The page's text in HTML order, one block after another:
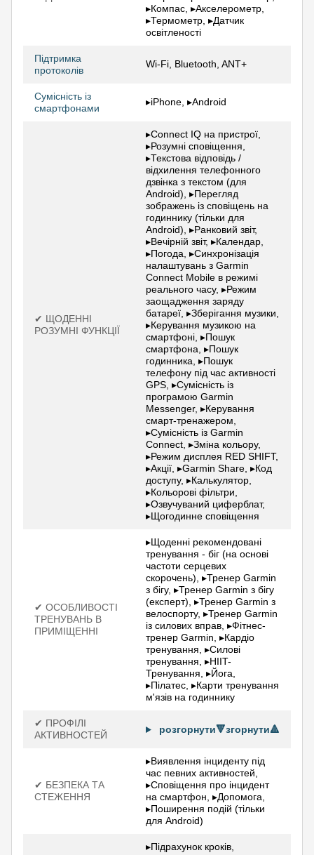
▸Компас, ▸Акселерометр,
▸Термометр, ▸Датчик
освітленості
Підтримка
протоколів
Wi-Fi, Bluetooth, ANT+
Сумісність із
смартфонами
▸iPhone, ▸Android
✔ ЩОДЕННІ
РОЗУМНІ ФУНКЦІЇ
▸Connect IQ на пристрої,
▸Розумні сповіщення,
▸Текстова відповідь /
відхилення телефонного
дзвінка з текстом (для
Android), ▸Перегляд
зображень із сповіщень на
годиннику (тільки для
Android), ▸Ранковий звіт,
▸Вечірній звіт, ▸Календар,
▸Погода, ▸Синхронізація
налаштувань з Garmin
Connect Mobile в режимі
реального часу, ▸Режим
заощадження заряду
батареї, ▸Зберігання музики,
▸Керування музикою на
смартфоні, ▸Пошук
смартфона, ▸Пошук
годинника, ▸Пошук
телефону під час активності
GPS, ▸Сумісність із
програмою Garmin
Messenger, ▸Керування
смарт-тренажером,
▸Сумісність із Garmin
Connect, ▸Зміна кольору,
▸Режим дисплея RED SHIFT,
▸Акції, ▸Garmin Share, ▸Код
доступу, ▸Калькулятор,
▸Кольорові фільтри,
▸Озвучуваний циферблат,
▸Щогодинне сповіщення
✔ ОСОБЛИВОСТІ
ТРЕНУВАНЬ В
ПРИМІЩЕННІ
▸Щоденні рекомендовані
тренування - біг (на основі
частоти серцевих
скорочень), ▸Тренер Garmin
з бігу, ▸Тренер Garmin з бігу
(експерт), ▸Тренер Garmin з
велоспорту, ▸Тренер Garmin
із силових вправ, ▸Фітнес-
тренер Garmin, ▸Кардіо
тренування, ▸Силові
тренування, ▸HIIT-
Тренування, ▸Йога,
▸Пілатес, ▸Карти тренування
м'язів на годиннику
✔ ПРОФІЛІ
АКТИВНОСТЕЙ
розгорнути🔻згорнути🔺
✔ БЕЗПЕКА ТА
СТЕЖЕННЯ
▸Виявлення інциденту під
час певних активностей,
▸Сповіщення про інцидент
на смартфон, ▸Допомога,
▸Поширення подій (тільки
для Android)
▸Підрахунок кроків,